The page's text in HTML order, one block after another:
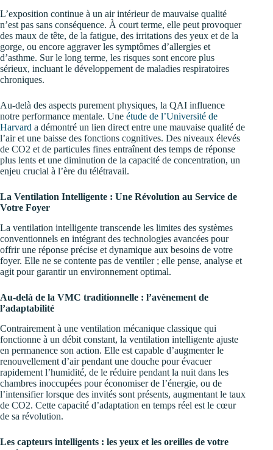
L’exposition continue à un air intérieur de mauvaise qualité
n’est pas sans conséquence. À court terme, elle peut provoquer
des maux de tête, de la fatigue, des irritations des yeux et de la
gorge, ou encore aggraver les symptômes d’allergies et
d’asthme. Sur le long terme, les risques sont encore plus
sérieux, incluant le développement de maladies respiratoires
chroniques.
Au-delà des aspects purement physiques, la QAI influence
notre performance mentale. Une étude de l’Université de
Harvard a démontré un lien direct entre une mauvaise qualité de
l’air et une baisse des fonctions cognitives. Des niveaux élevés
de CO2 et de particules fines entraînent des temps de réponse
plus lents et une diminution de la capacité de concentration, un
enjeu crucial à l’ère du télétravail.
La Ventilation Intelligente : Une Révolution au Service de
Votre Foyer
La ventilation intelligente transcende les limites des systèmes
conventionnels en intégrant des technologies avancées pour
offrir une réponse précise et dynamique aux besoins de votre
foyer. Elle ne se contente pas de ventiler ; elle pense, analyse et
agit pour garantir un environnement optimal.
Au-delà de la VMC traditionnelle : l’avènement de
l’adaptabilité
Contrairement à une ventilation mécanique classique qui
fonctionne à un débit constant, la ventilation intelligente ajuste
en permanence son action. Elle est capable d’augmenter le
renouvellement d’air pendant une douche pour évacuer
rapidement l’humidité, de le réduire pendant la nuit dans les
chambres inoccupées pour économiser de l’énergie, ou de
l’intensifier lorsque des invités sont présents, augmentant le taux
de CO2. Cette capacité d’adaptation en temps réel est le cœur
de sa révolution.
Les capteurs intelligents : les yeux et les oreilles de votre